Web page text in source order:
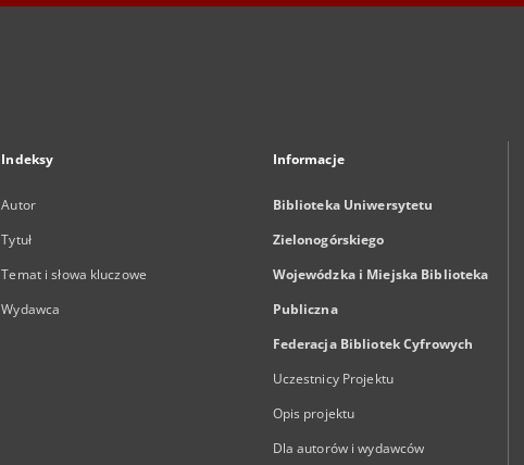
Indeksy
Autor
Tytuł
Temat i słowa kluczowe
Wydawca
Informacje
Biblioteka Uniwersytetu
Zielonogórskiego
Wojewódzka i Miejska Biblioteka
Publiczna
Federacja Bibliotek Cyfrowych
Uczestnicy Projektu
Opis projektu
Dla autorów i wydawców